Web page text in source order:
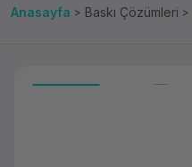
Anasayfa Baskı Çözümleri